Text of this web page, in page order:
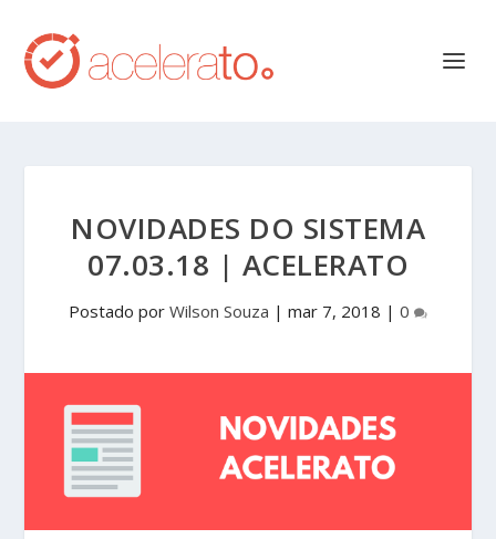
NOVIDADES DO SISTEMA
07.03.18 | ACELERATO
Postado por Wilson Souza | mar 7, 2018 | 0